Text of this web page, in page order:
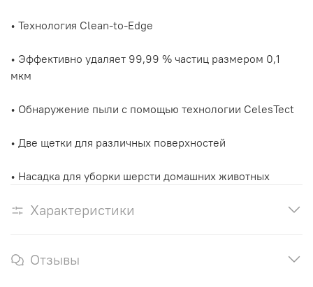
• Технология Clean-to-Edge
• Эффективно удаляет 99,99 % частиц размером 0,1
мкм
• Обнаружение пыли с помощью технологии CelesTect
• Две щетки для различных поверхностей
• Насадка для уборки шерсти домашних животных
Характеристики
Отзывы